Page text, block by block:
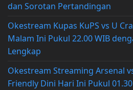
dan Sorotan Pertandingan
Okestream Kupas KuPS vs U
Malam Ini Pukul 22.00 WIB
Lengkap
Okestream Streaming Arsenal
Friendly Dini Hari Ini Pukul